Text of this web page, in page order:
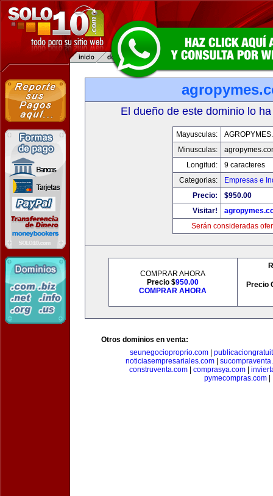
El dueño de este dominio lo
Mayusculas:
Minusculas:
Longitud:
9 caracteres
Categorias:
Empresas e
Precio:
$950.00
Visitar!
Serán consideradas
COMPRAR AHORA
Precio $950.00
COMPRAR AHORA
Precio
Otros dominios en venta:
seunegocioproprio.com
noticiasempresariales.com|
construventa.com| comprasya.com|
pymecompras.com|